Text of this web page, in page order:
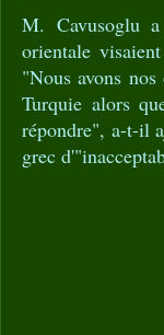
M. Cavusoglu
orientale
"Nous avons
Turquie alors
répondre", a-t-il
grec